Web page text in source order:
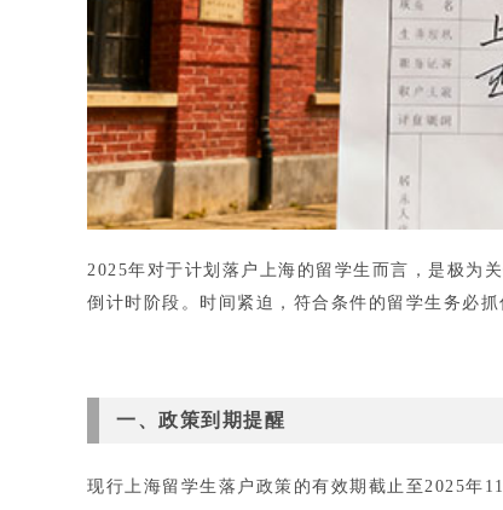
2025年对于计划落户上海的留学生而言，是极为
倒计时阶段。时间紧迫，符合条件的留学生务必抓
一、政策到期提醒
现行上海留学生落户政策的有效期截止至2025年